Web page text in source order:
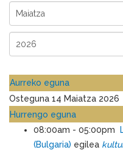
Aurreko eguna
Osteguna 14 Maiatza 2026
Hurrengo eguna
08:00am - 05:00pm
(Bulgaria) egilea